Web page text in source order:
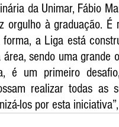
da Unimar, Fábio
orgulho à graduação.
a Liga está
sendo uma grande
é um primeiro
realizar todas as
los por esta